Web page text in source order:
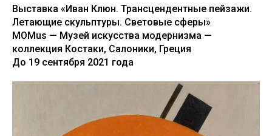
Выставка «Иван Клюн. Трансцендентные пейзажи.
Летающие скульптуры. Световые сферы»
MOMus — Музей искусства модернизма —
коллекция Костаки, Салоники, Греция
До 19 сентября 2021 года